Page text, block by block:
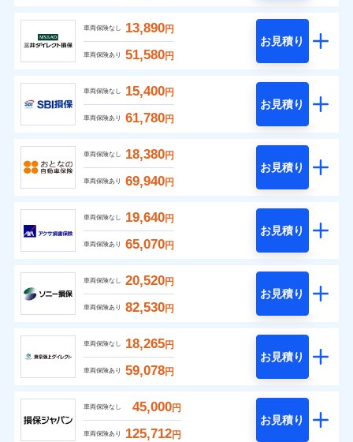
車両保険なし 13,890円
車両保険あり 51,580円
お見積り
車両保険なし 15,400円
車両保険あり 61,780円
お見積り
車両保険なし 18,380円
車両保険あり 69,940円
お見積り
車両保険なし 19,640円
車両保険あり 65,070円
お見積り
車両保険なし 20,520円
車両保険あり 82,530円
お見積り
車両保険なし 18,265円
車両保険あり 59,078円
お見積り
車両保険なし 45,000円
車両保険あり 125,712円
お見積り